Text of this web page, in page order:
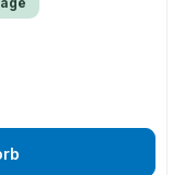
Kisten, ist der
oder
in Deutschland
und langlebige